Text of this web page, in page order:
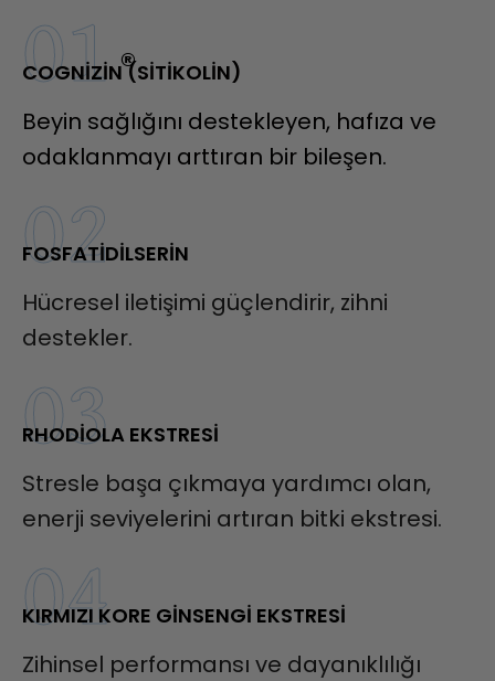
®
01
COGNIZINㅤ (SITIKOLIN)
Beyin sağlığını destekleyen, hafıza ve
odaklanmayı arttıran bir bileşen.
02
FOSFATIDILSERIN
Hücresel iletişimi güçlendirir, zihni
destekler.
03
RHODIOLA EKSTRESI
Stresle başa çıkmaya yardımcı olan,
enerji seviyelerini artıran bitki ekstresi.
04
KIRMIZI KORE GINSENGI EKSTRESI
Zihinsel performansı ve dayanıklılığı